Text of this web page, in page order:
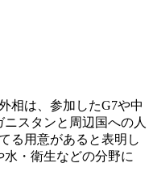
相は、参加したG7や中
スタンと周辺国への人
る用意があると表明し
・衛生などの分野に